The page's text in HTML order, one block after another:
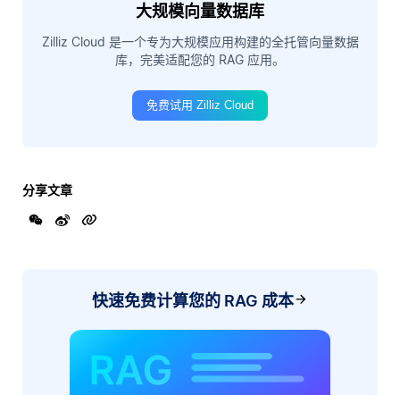
大规模向量数据库
Zilliz Cloud 是一个专为大规模应用构建的全托管向量数据
库，完美适配您的 RAG 应用。
免费试用 Zilliz Cloud
分享文章
快速免费计算您的 RAG 成本